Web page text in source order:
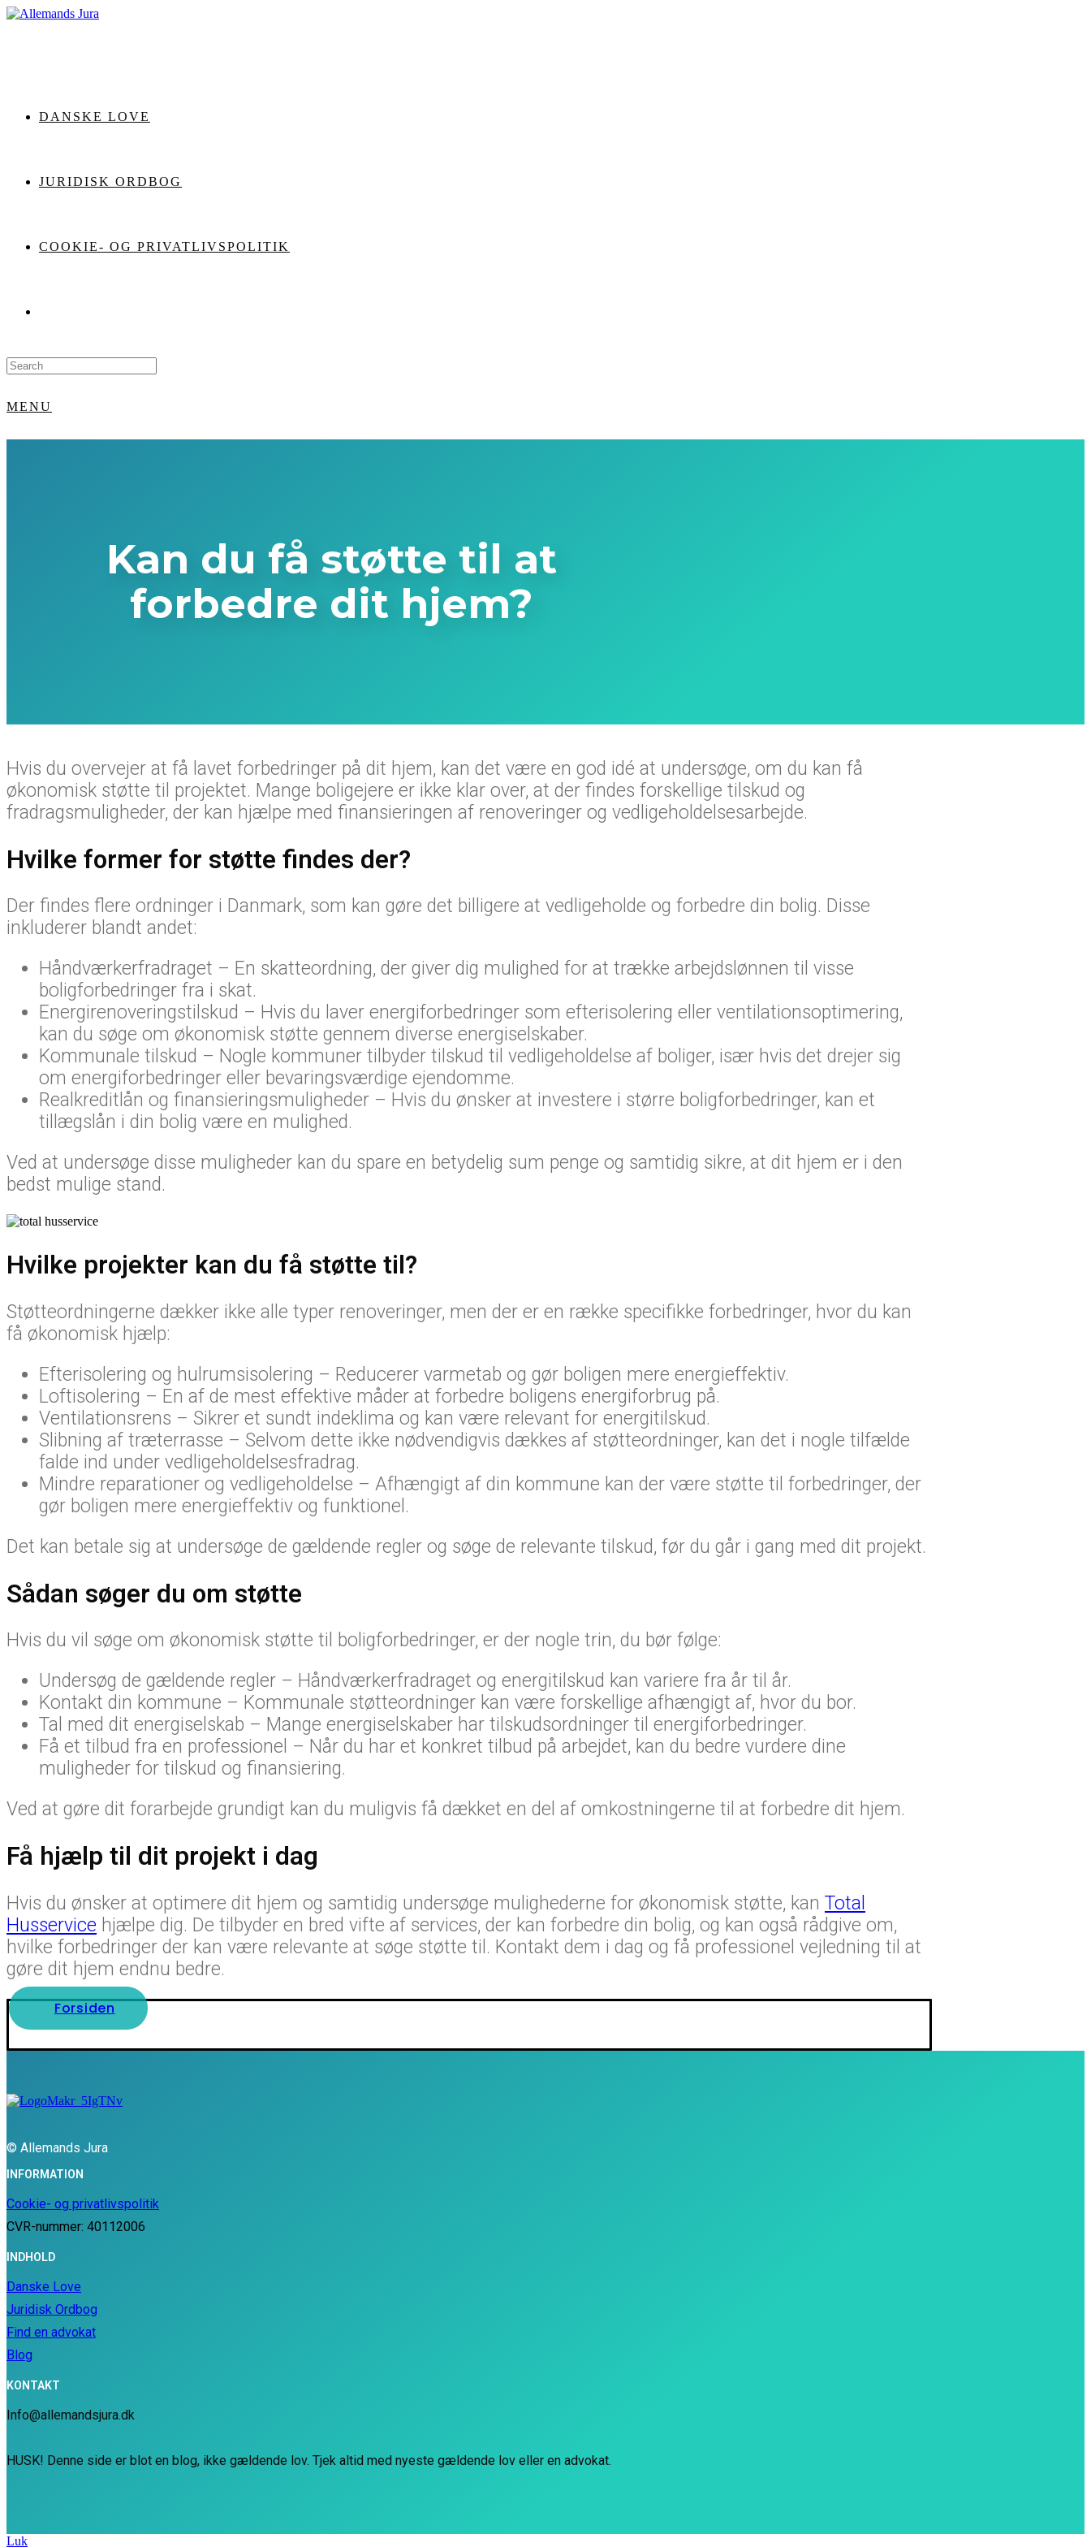
Skip
DANSKE LOVE
JURIDISK ORDBOG
COOKIE- OG PRIVATLIVSPOLITIK
Search
for:
MENU
Kan du få støtte til at
forbedre dit hjem?
Hvis du overvejer at få lavet forbedringer på dit hjem, kan det være en god idé at undersøge, om du kan få
økonomisk støtte til projektet. Mange boligejere er ikke klar over, at der findes forskellige tilskud og
fradragsmuligheder, der kan hjælpe med finansieringen af renoveringer og vedligeholdelsesarbejde.
Hvilke former for støtte findes der?
Der findes flere ordninger i Danmark, som kan gøre det billigere at vedligeholde og forbedre din bolig. Disse
inkluderer blandt andet:
Håndværkerfradraget – En skatteordning, der giver dig mulighed for at trække arbejdslønnen til visse
boligforbedringer fra i skat.
Energirenoveringstilskud – Hvis du laver energiforbedringer som efterisolering eller ventilationsoptimering,
kan du søge om økonomisk støtte gennem diverse energiselskaber.
Kommunale tilskud – Nogle kommuner tilbyder tilskud til vedligeholdelse af boliger, især hvis det drejer sig
om energiforbedringer eller bevaringsværdige ejendomme.
Realkreditlån og finansieringsmuligheder – Hvis du ønsker at investere i større boligforbedringer, kan et
tillægslån i din bolig være en mulighed.
Ved at undersøge disse muligheder kan du spare en betydelig sum penge og samtidig sikre, at dit hjem er i den
bedst mulige stand.
Hvilke projekter kan du få støtte til?
Støtteordningerne dækker ikke alle typer renoveringer, men der er en række specifikke forbedringer, hvor du kan
få økonomisk hjælp:
Efterisolering og hulrumsisolering – Reducerer varmetab og gør boligen mere energieffektiv.
Loftisolering – En af de mest effektive måder at forbedre boligens energiforbrug på.
Ventilationsrens – Sikrer et sundt indeklima og kan være relevant for energitilskud.
Slibning af træterrasse – Selvom dette ikke nødvendigvis dækkes af støtteordninger, kan det i nogle tilfælde
falde ind under vedligeholdelsesfradrag.
Mindre reparationer og vedligeholdelse – Afhængigt af din kommune kan der være støtte til forbedringer, der
gør boligen mere energieffektiv og funktionel.
Det kan betale sig at undersøge de gældende regler og søge de relevante tilskud, før du går i gang med dit projekt.
Sådan søger du om støtte
Hvis du vil søge om økonomisk støtte til boligforbedringer, er der nogle trin, du bør følge:
Undersøg de gældende regler – Håndværkerfradraget og energitilskud kan variere fra år til år.
Kontakt din kommune – Kommunale støtteordninger kan være forskellige afhængigt af, hvor du bor.
Tal med dit energiselskab – Mange energiselskaber har tilskudsordninger til energiforbedringer.
Få et tilbud fra en professionel – Når du har et konkret tilbud på arbejdet, kan du bedre vurdere dine
muligheder for tilskud og finansiering.
Ved at gøre dit forarbejde grundigt kan du muligvis få dækket en del af omkostningerne til at forbedre dit hjem.
Få hjælp til dit projekt i dag
Hvis du ønsker at optimere dit hjem og samtidig undersøge mulighederne for økonomisk støtte, kan Total
Husservice hjælpe dig. De tilbyder en bred vifte af services, der kan forbedre din bolig, og kan også rådgive om,
hvilke forbedringer der kan være relevante at søge støtte til. Kontakt dem i dag og få professionel vejledning til at
gøre dit hjem endnu bedre.
Forsiden
© Allemands Jura
INFORMATION
Cookie- og privatlivspolitik
CVR-nummer: 40112006
INDHOLD
Danske Love
Juridisk Ordbog
Find en advokat
Blog
KONTAKT
Info@allemandsjura.dk
HUSK! Denne side er blot en blog, ikke gældende lov. Tjek altid med nyeste gældende lov eller en advokat.
Luk